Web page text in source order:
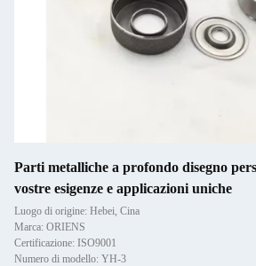
Parti metalliche a profondo disegno
vostre esigenze e applicazioni uniche
Luogo di origine: Hebei, Cina
Marca: ORIENS
Certificazione: ISO9001
Numero di modello: YH-3